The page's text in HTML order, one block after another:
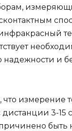
и
что измерение
3-15
быть